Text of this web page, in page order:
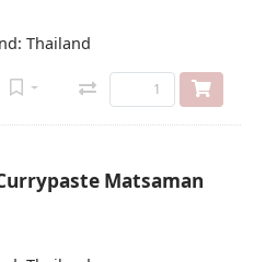
Thailand
Matsaman